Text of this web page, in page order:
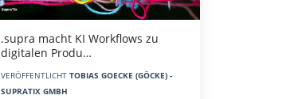
.supra macht KI Workflows zu
digitalen Produ…
VERÖFFENTLICHT TOBIAS GOECKE (GÖCKE) -
SUPRATIX GMBH